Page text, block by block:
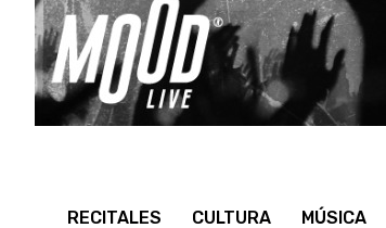
RECITALES CULTURA MÚSICA